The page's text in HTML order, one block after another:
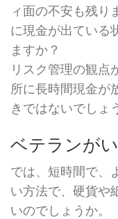
ィ面の不安も残り
に現金が出ている
ますか？
リスク管理の観点
所に長時間現金が
きではないでしょ
ベテランが
では、短時間で、
い方法で、硬貨や
いのでしょうか。